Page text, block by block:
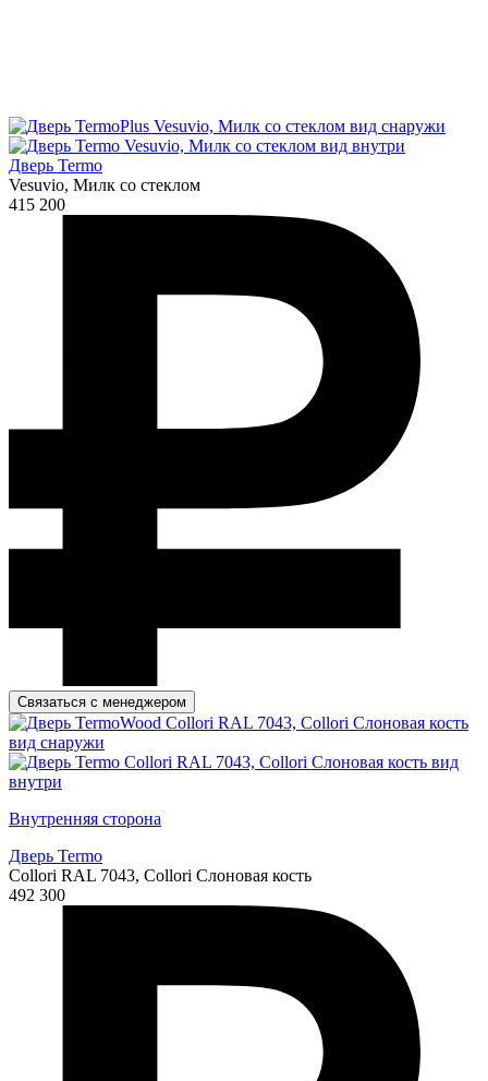
Дверь Termo
Vesuvio, Милк со стеклом
415 200
Связаться с менеджером
Внутренняя сторона
Дверь Termo
Collori RAL 7043, Collori Слоновая кость
492 300